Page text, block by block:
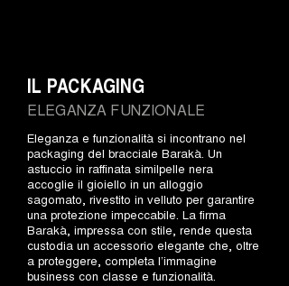
ELEGANZA FUNZIONALE
IL PACKAGING
Eleganza e funzionalità si incontrano nel
packaging del bracciale Barakà. Un
astuccio in raffinata similpelle nera
accoglie il gioiello in un alloggio
sagomato, rivestito in velluto per garantire
una protezione impeccabile. La firma
Barakà, impressa con stile, rende questa
custodia un accessorio elegante che, oltre
a proteggere, completa l’immagine
business con classe e funzionalità.